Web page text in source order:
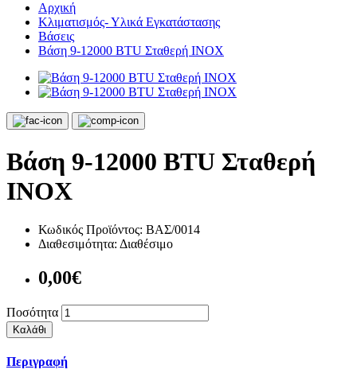
Αρχική
Κλιματισμός- Υλικά Εγκατάστασης
Βάσεις
Βάση 9-12000 BTU Σταθερή INOX
Βάση 9-12000 BTU Σταθερή
INOX
Κωδικός Προϊόντος: ΒΑΣ/0014
Διαθεσιμότητα: Διαθέσιμο
0,00€
Ποσότητα
Καλάθι
Περιγραφή